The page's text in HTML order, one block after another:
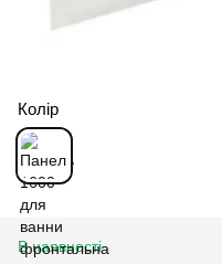
Колір
В наявності